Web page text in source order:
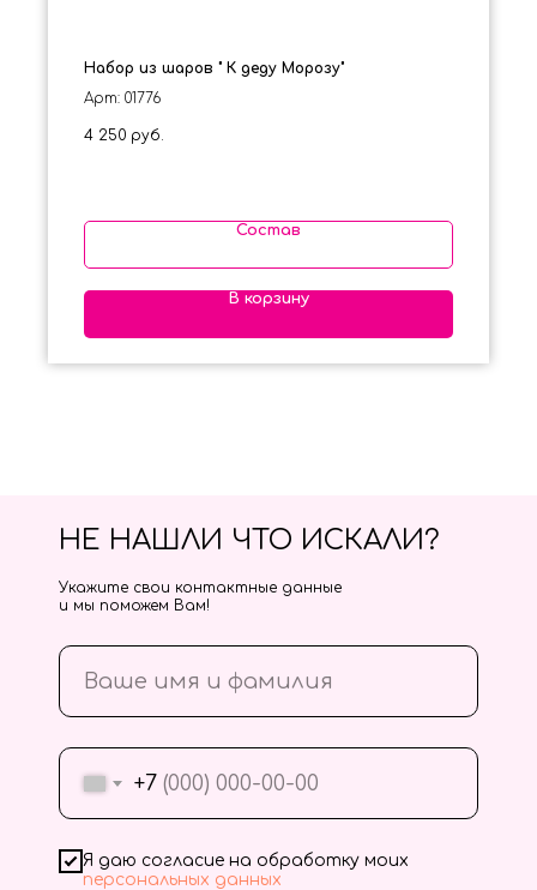
Набор из шаров " К деду Морозу"
Арт: 01776
4 250 руб.
Состав
В корзину
+7
Я даю согласие на обработку моих
персональных данных
НЕ НАШЛИ ЧТО ИСКАЛИ?
Укажите свои контактные данные
и мы поможем Вам!